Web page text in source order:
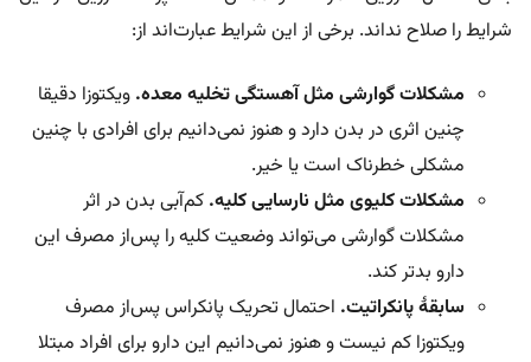
شرایط را صلاح نداند. برخی از این شرایط عبارت‌اند از:
مشکلات گوارشی مثل آهستگی تخلیه معده. ویکتوزا دقیقا
چنین اثری در بدن دارد و هنوز نمی‌دانیم برای افرادی با چنین
مشکلی خطرناک است یا خیر.
مشکلات کلیوی مثل نارسایی کلیه. کم‌آبی بدن در اثر
مشکلات گوارشی می‌تواند وضعیت کلیه را پس‌از مصرف این
دارو بدتر کند.
سابقۀ پانکراتیت. احتمال تحریک پانکراس پس‌از مصرف
ویکتوزا کم نیست و هنوز نمی‌دانیم این دارو برای افراد مبتلا